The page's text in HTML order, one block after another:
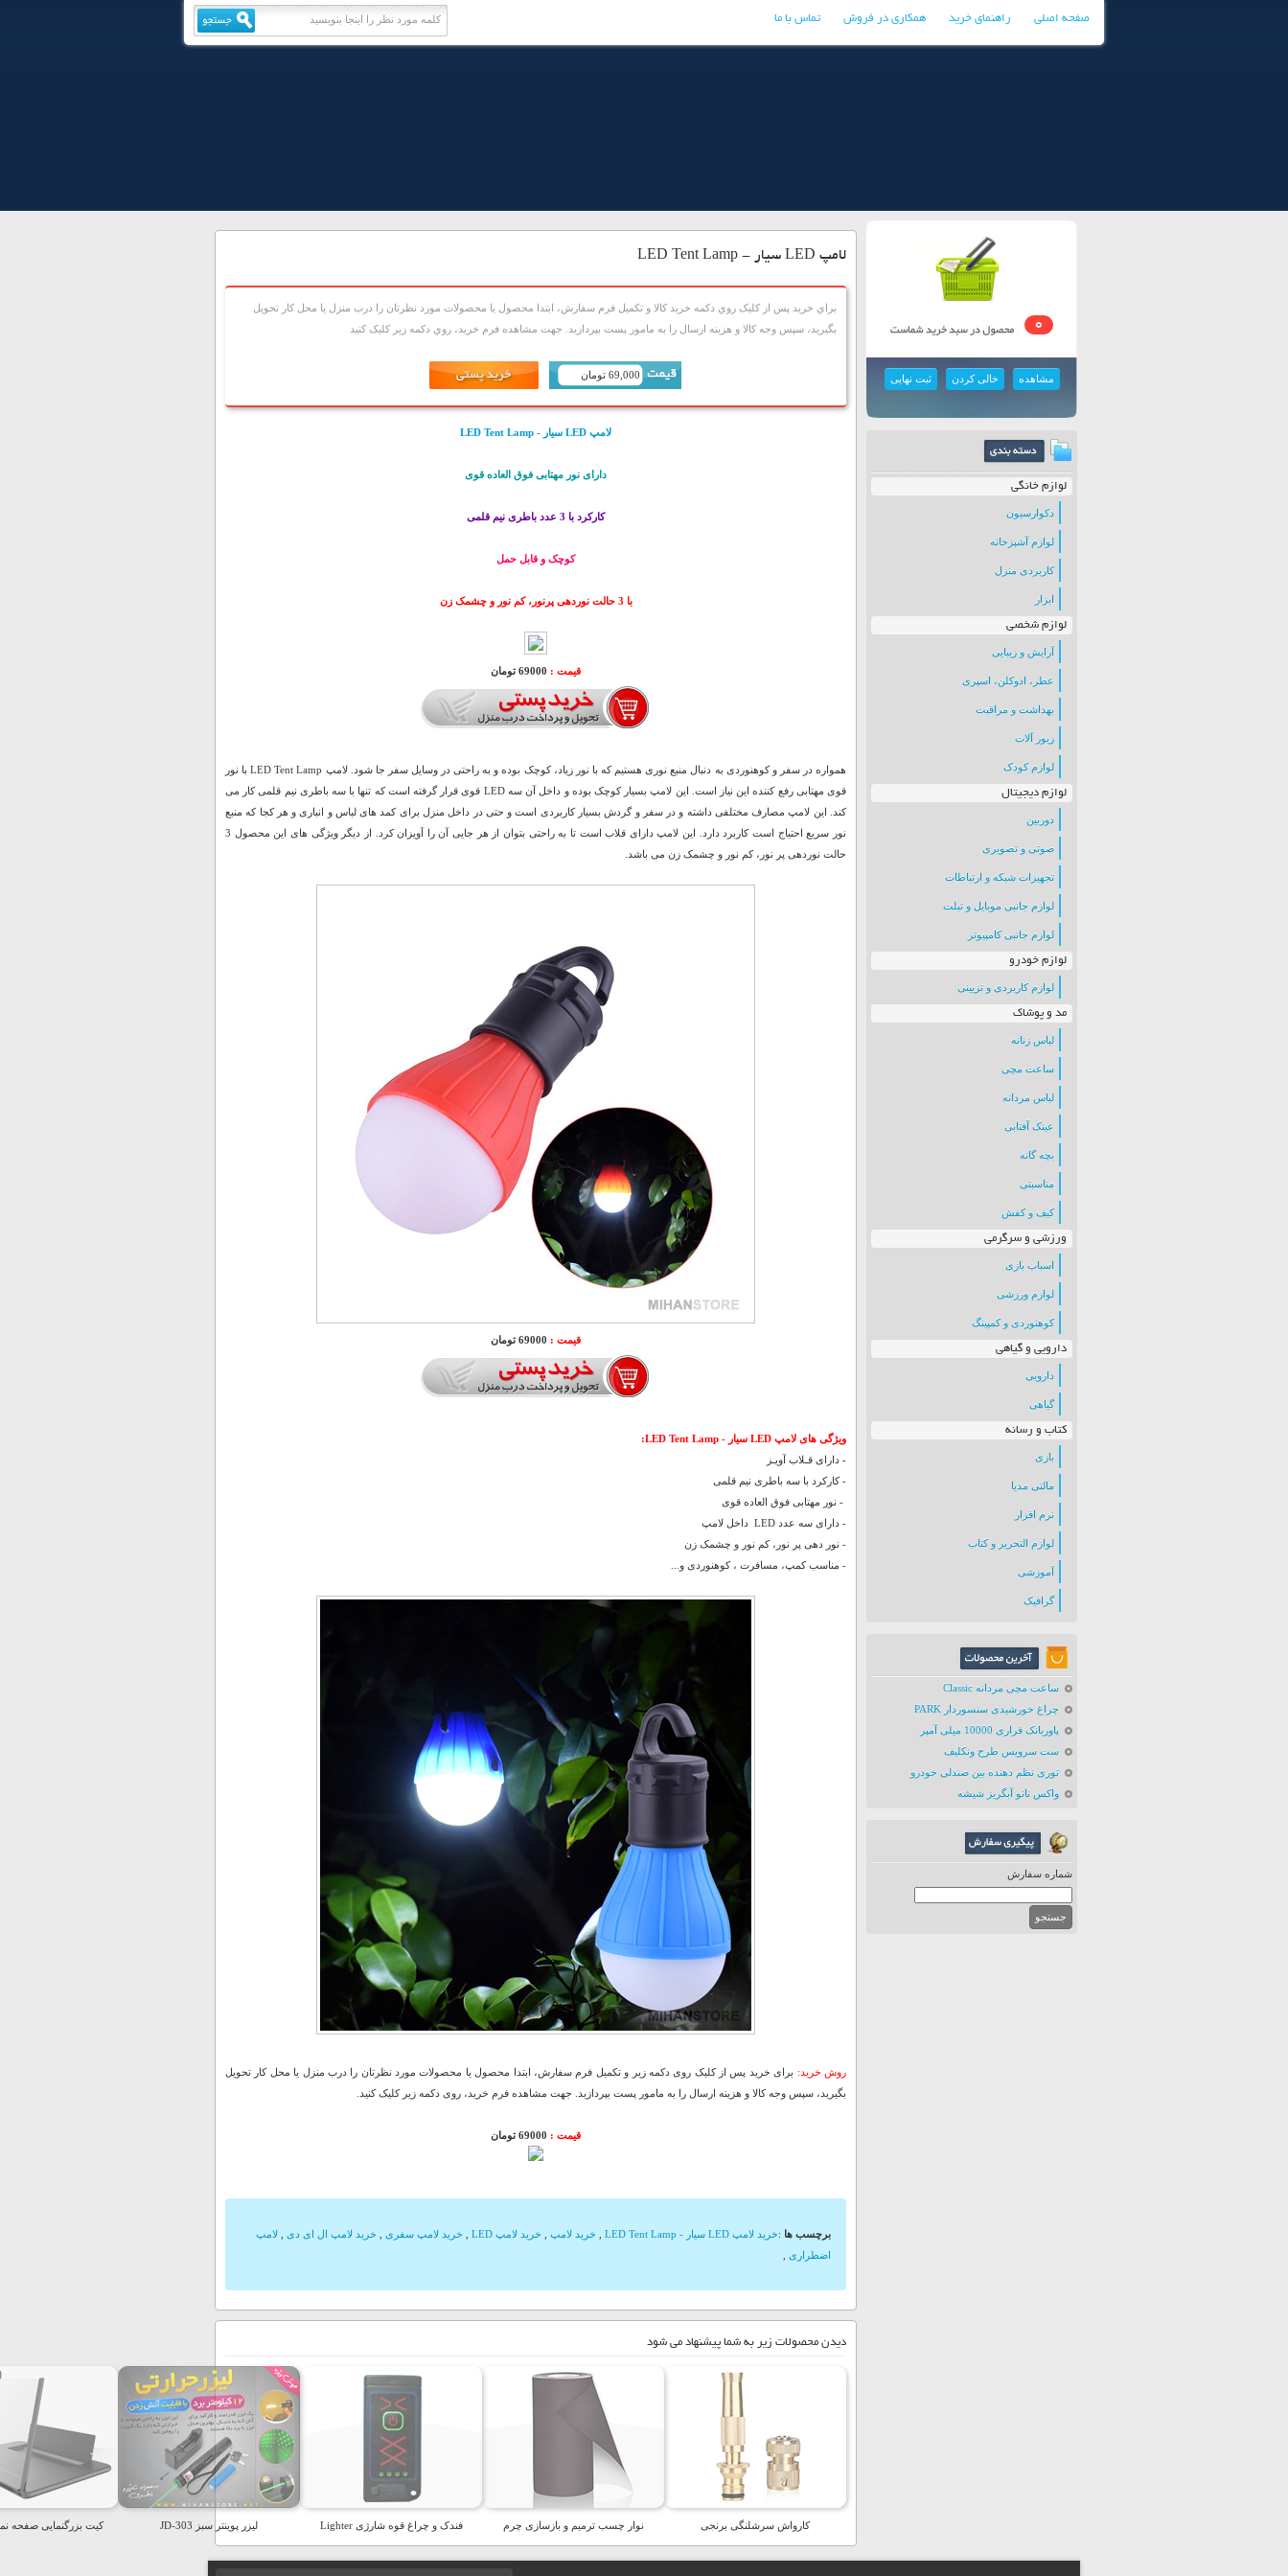
صفحه اصلی راهنمای خرید همکاری در فروش تماس با ما
0
مشاهده خالی کردن ثبت نهایی
لوازم خانگی
دکوارسیون
لوازم آشپزخانه
کاربردی منزل
ابزار
لوازم شخصی
آرایش و زیبایی
عطر، ادوکلن، اسپری
بهداشت و مراقبت
زیور آلات
لوازم کودک
لوازم دیجیتال
دوربین
صوتی و تصویری
تجهیزات شبکه و ارتباطات
لوازم جانبی موبایل و تبلت
لوازم جانبی کامپیوتر
لوازم خودرو
لوازم کاربردی و تزیینی
مد و پوشاک
لباس زنانه
ساعت مچی
لباس مردانه
عینک آفتابی
بچه گانه
مناسبتی
کیف و کفش
ورزشی و سرگرمی
اسباب بازی
لوازم ورزشی
کوهنوردی و کمپینگ
دارویی و گیاهی
دارویی
گیاهی
کتاب و رسانه
بازی
مالتی مدیا
نرم افزار
لوازم التحریر و کتاب
آموزشی
گرافیک
ساعت مچی مردانه Classic
چراغ خورشیدی سنسوردار PARK
پاوربانک فراری 10000 میلی آمپر
ست سرویس طرح ونکلیف
توری نظم دهنده بین صندلی خودرو
واکس نانو آبگریز شیشه
شماره سفارش
لامپ LED سیار - LED Tent Lamp
براي خريد پس از کليک روي دکمه خريد کالا و تکميل فرم سفارش، ابتدا محصول يا محصولات مورد نظرتان را درب منزل يا محل کار تحويل
بگيريد، سپس وجه کالا و هزينه ارسال را به مامور پست بپردازيد. جهت مشاهده فرم خريد، روي دکمه زير کليک کنيد
69,000 تومان
لامپ LED سیار - LED Tent Lamp
دارای نور مهتابی فوق العاده قوی
کارکرد با 3 عدد باطری نیم قلمی
کوچک و قابل حمل
با 3 حالت نوردهی پرنور، کم نور و چشمک زن
قیمت : 69000 تومان
همواره در سفر و کوهنوردی به دنبال منبع نوری هستیم که با نور زیاد، کوچک بوده و به راحتی در وسایل سفر جا شود. لامپ LED Tent Lamp با نور
قوی مهتابی رفع کننده این نیاز است. این لامپ بسیار کوچک بوده و داخل آن سه LED قوی قرار گرفته است که تنها با سه باطری نیم قلمی کار می
کند. این لامپ مصارف مختلفی داشته و در سفر و گردش بسیار کاربردی است و حتی در داخل منزل برای کمد های لباس و انباری و هر کجا که منبع
نور سریع احتیاج است کاربرد دارد. این لامپ دارای قلاب است تا به راحتی بتوان از هر جایی آن را آویزان کرد. از دیگر ویژگی های این محصول 3
حالت نوردهی پر نور، کم نور و چشمک زن می باشد.
قیمت : 69000 تومان
ویژگی های لامپ LED سیار - LED Tent Lamp:
- دارای قـلاب آویـز
- کارکرد با سه باطری نیم قلمی
- نور مهتابی فوق العاده قوی
- دارای سه عدد LED داخل لامپ
- نور دهی پر نور، کم نور و چشمک زن
- مناسب کمپ، مسافرت ، کوهنوردی و...
روش خرید: برای خرید پس از کلیک روی دکمه زیر و تکمیل فرم سفارش، ابتدا محصول یا محصولات مورد نظرتان را درب منزل یا محل کار تحویل
بگیرید، سپس وجه کالا و هزینه ارسال را به مامور پست بپردازید. جهت مشاهده فرم خرید، روی دکمه زیر کلیک کنید.
قیمت : 69000 تومان
برچسب ها :خرید لامپ LED سیار - LED Tent Lamp خرید لامپ خرید لامپ LED خرید لامپ سفری خرید لامپ ال ای دی
لامپ
اضطراری
دیدن محصولات زیر به شما پیشنهاد می شود
کارواش سرشلنگی برنجی نوار چسب ترمیم و بازسازی چرم فندک و چراغ قوه شارژی Lighter لیزر پوینتر سبز JD-303 کیت بزرگنمایی صفحه